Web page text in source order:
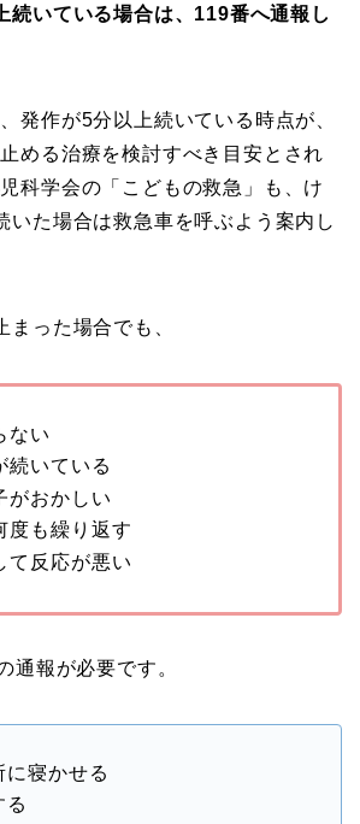
続いている場合は、119番へ通報し
発作が5分以上続いている時点が、
める治療を検討すべき目安とされ
科学会の「こどもの救急」も、け
いた場合は救急車を呼ぶよう案内し
まった場合でも、
ない
続いている
がおかしい
度も繰り返す
て反応が悪い
通報が必要です。
に寝かせる
る